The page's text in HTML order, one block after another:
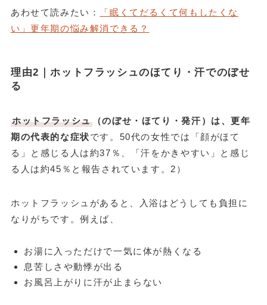
あわせて読みたい：
「眠くてだるくて何もしたくな
い」更年期の悩み解消できる？
理由2｜ホットフラッシュのほてり・汗でのぼせ
る
ホットフラッシュ（のぼせ・ほてり・発汗）は、更年
期の代表的な症状です。50代の女性では「顔がほて
る」と感じる人は約37％、「汗をかきやすい」と感じ
る人は約45％と報告されています。2）
ホットフラッシュがあると、入浴はどうしても負担に
なりがちです。例えば、
お湯に入っただけで一気に体が熱くなる
息苦しさや動悸が出る
お風呂上がりに汗が止まらない